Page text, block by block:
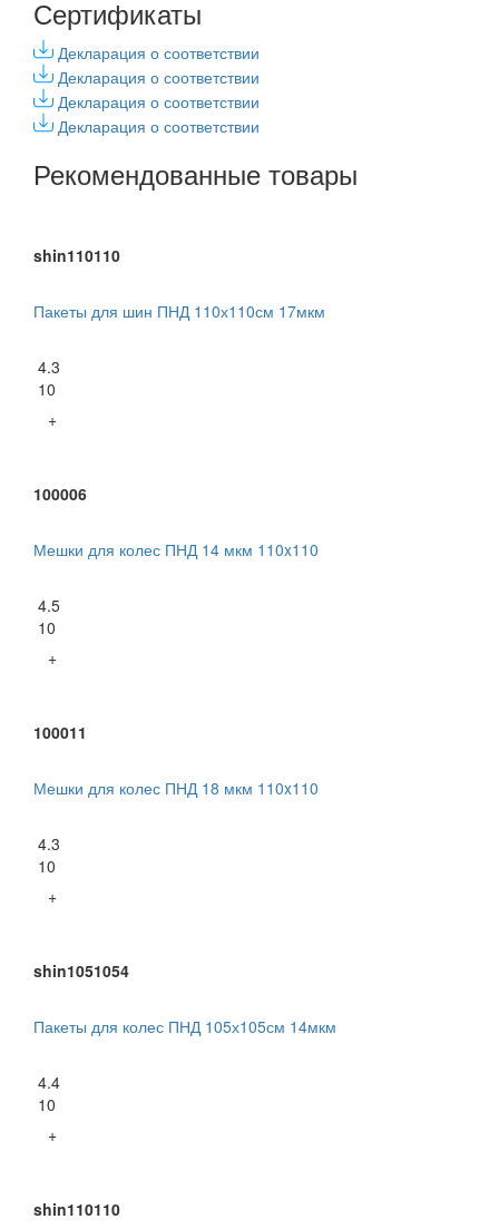
Сертификаты
Декларация о соответствии
Декларация о соответствии
Декларация о соответствии
Декларация о соответствии
Рекомендованные товары
shin110110
Пакеты для шин ПНД 110х110см 17мкм
4.3
10
+
100006
Мешки для колес ПНД 14 мкм 110x110
4.5
10
+
100011
Мешки для колес ПНД 18 мкм 110x110
4.3
10
+
shin1051054
Пакеты для колес ПНД 105х105см 14мкм
4.4
10
+
shin110110